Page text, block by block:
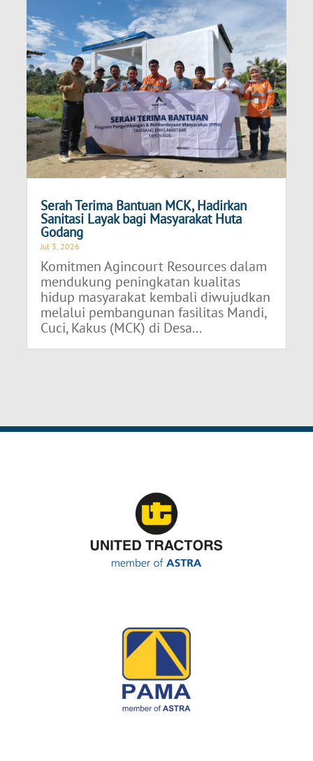
Serah Terima Bantuan MCK, Hadirkan
Sanitasi Layak bagi Masyarakat Huta
Godang
Jul 3, 2026
Komitmen Agincourt Resources dalam
mendukung peningkatan kualitas
hidup masyarakat kembali diwujudkan
melalui pembangunan fasilitas Mandi,
Cuci, Kakus (MCK) di Desa...